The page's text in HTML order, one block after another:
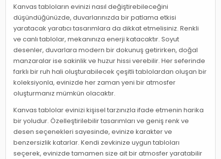
Kanvas tabloların evinizi nasıl değiştirebileceğini
düşündüğünüzde, duvarlarınızda bir patlama etkisi
yaratacak yaratıcı tasarımlara da dikkat etmelisiniz. Renkli
ve canlı tablolar, mekanınıza enerji katacaktır. Soyut
desenler, duvarlara modern bir dokunuş getirirken, doğal
manzaralar ise sakinlik ve huzur hissi verebilir. Her seferinde
farklı bir ruh hali oluşturabilecek çeşitli tablolardan oluşan bir
koleksiyonla, evinizde her zaman yeni bir atmosfer
oluşturmanız mümkün olacaktır.
Kanvas tablolar evinizi kişisel tarzınızla ifade etmenin harika
bir yoludur. Özelleştirilebilir tasarımları ve geniş renk ve
desen seçenekleri sayesinde, evinize karakter ve
benzersizlik katarlar. Kendi zevkinize uygun tabloları
seçerek, evinizde tamamen size ait bir atmosfer yaratabilir